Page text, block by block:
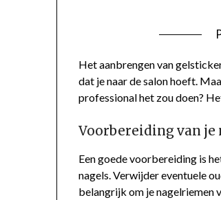
Het aanbrengen van
dat je naar de salon hoeft.
professional het zou doen?
Voorbereiding van je
Een goede voorbereiding is
nagels. Verwijder eventuele
belangrijk om je nagelriemen